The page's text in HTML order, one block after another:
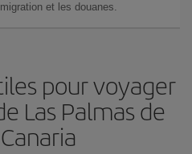
et les douanes.
pour voyager
Las Palmas de